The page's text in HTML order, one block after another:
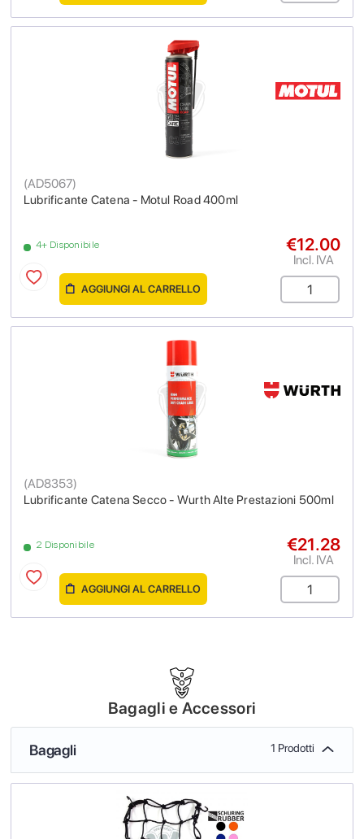
Lubrificante Catena - Motul Road 400ml
(AD5067)
4+ Disponibile €12.00
Incl. IVA
AGGIUNGI AL CARRELLO
Lubrificante Catena Secco - Wurth Alte Prestazioni 500ml
(AD8353)
2 Disponibile €21.28
Incl. IVA
AGGIUNGI AL CARRELLO
Bagagli e Accessori
Bagagli 1 Prodotti